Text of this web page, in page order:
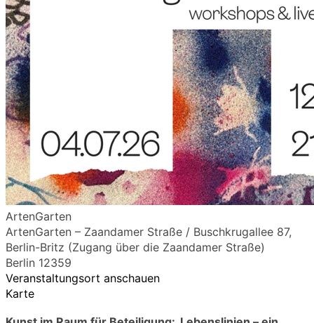
ArtenGarten
ArtenGarten – Zaandamer Straße / Buschkrugallee 87,
Berlin-Britz (Zugang über die Zaandamer Straße)
Berlin 12359
Veranstaltungsort anschauen
Karte